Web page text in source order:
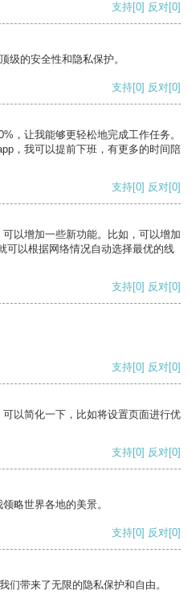
支持[0] 反对[0]
级的安全性和隐私保护。
支持[0] 反对[0]
，让我能够更轻松地完成工作任务。
，我可以提前下班，有更多的时间陪
支持[0] 反对[0]
以增加一些新功能。比如，可以增加
可以根据网络情况自动选择最优的线
支持[0] 反对[0]
支持[0] 反对[0]
以简化一下，比如将设置页面进行优
支持[0] 反对[0]
略世界各地的美景。
支持[0] 反对[0]
们带来了无限的隐私保护和自由。